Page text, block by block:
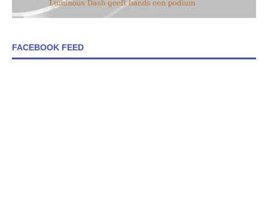
FACEBOOK FEED